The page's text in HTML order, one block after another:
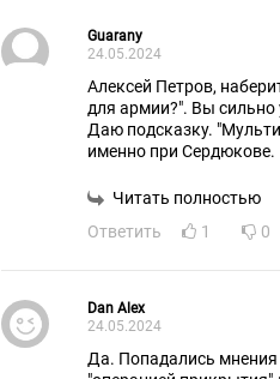
Guarany
24.05.2024
Алексей Петров,
для армии?". Вы сильно
Даю подсказку.
именно при Сердюкове.
Читать полностью
Ответить
1 0
Dan Alex
24.05.2024
Да. Попадались